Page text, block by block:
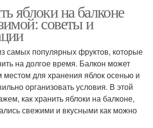
яблоки на балконе
советы и
самых популярных фруктов, которые
на долгое время. Балкон может
местом для хранения яблок осенью и
организовать условия. В этой
как хранить яблоки на балконе,
свежими и вкусными как можно